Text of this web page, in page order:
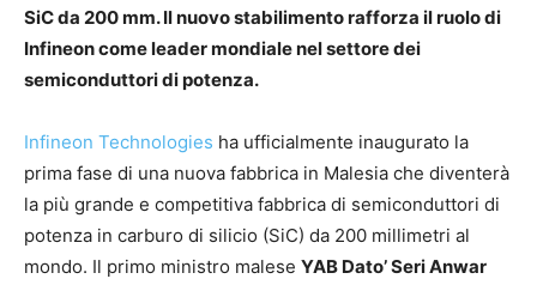
SiC da 200 mm. Il nuovo stabilimento rafforza il ruolo di
Infineon come leader mondiale nel settore dei
semiconduttori di potenza.
Infineon Technologies ha ufficialmente inaugurato la
prima fase di una nuova fabbrica in Malesia che diventerà
la più grande e competitiva fabbrica di semiconduttori di
potenza in carburo di silicio (SiC) da 200 millimetri al
mondo. Il primo ministro malese YAB Dato’ Seri Anwar